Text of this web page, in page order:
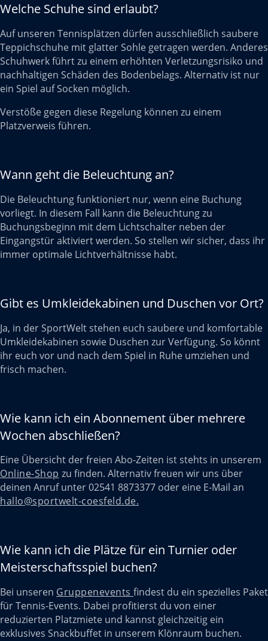
Welche Schuhe sind erlaubt?
Auf unseren Tennisplätzen dürfen ausschließlich saubere
Teppichschuhe mit glatter Sohle getragen werden. Anderes
Schuhwerk führt zu einem erhöhten Verletzungsrisiko und
nachhaltigen Schäden des Bodenbelags. Alternativ ist nur
ein Spiel auf Socken möglich.
Verstöße gegen diese Regelung können zu einem
Platzverweis führen.
Wann geht die Beleuchtung an?
Die Beleuchtung funktioniert nur, wenn eine Buchung
vorliegt. In diesem Fall kann die Beleuchtung zu
Buchungsbeginn mit dem Lichtschalter neben der
Eingangstür aktiviert werden. So stellen wir sicher, dass ihr
immer optimale Lichtverhältnisse habt.
Gibt es Umkleidekabinen und Duschen vor Ort?
Ja, in der SportWelt stehen euch saubere und komfortable
Umkleidekabinen sowie Duschen zur Verfügung. So könnt
ihr euch vor und nach dem Spiel in Ruhe umziehen und
frisch machen.
Wie kann ich ein Abonnement über mehrere
Wochen abschließen?
Eine Übersicht der freien Abo-Zeiten ist stehts in unserem
Online-Shop zu finden. Alternativ freuen wir uns über
deinen Anruf unter 02541 8873377 oder eine E-Mail an
hallo@sportwelt-coesfeld.de.
Wie kann ich die Plätze für ein Turnier oder
Meisterschaftsspiel buchen?
Bei unseren Gruppenevents findest du ein spezielles Paket
für Tennis-Events. Dabei profitierst du von einer
reduzierten Platzmiete und kannst gleichzeitig ein
exklusives Snackbuffet in unserem Klönraum buchen.